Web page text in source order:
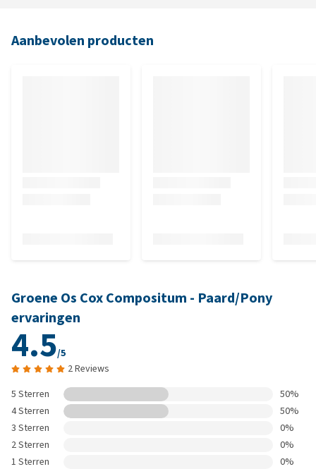
Aanbevolen producten
Groene Os Cox Compositum - Paard/Pony
ervaringen
4.5/5
2 Reviews
5 Sterren
50%
4 Sterren
50%
3 Sterren
0%
2 Sterren
0%
1 Sterren
0%